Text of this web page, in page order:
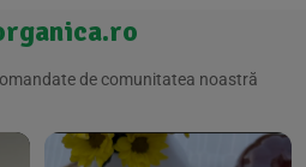
de comunitatea noastră